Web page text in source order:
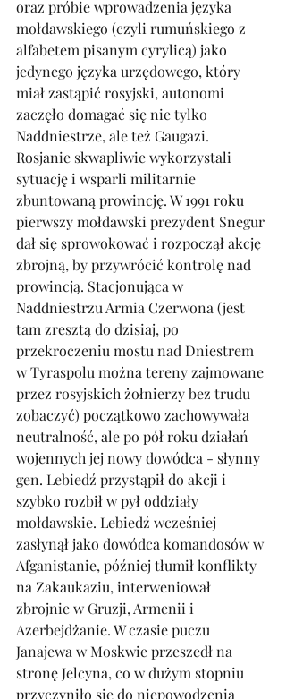
oraz próbie wprowadzenia języka
mołdawskiego (czyli rumuńskiego z
alfabetem pisanym cyrylicą) jako
jedynego języka urzędowego, który
miał zastąpić rosyjski, autonomi
zaczęło domagać się nie tylko
Naddniestrze, ale też Gaugazi.
Rosjanie skwapliwie wykorzystali
sytuację i wsparli militarnie
zbuntowaną prowincję. W 1991 roku
pierwszy mołdawski prezydent Snegur
dał się sprowokować i rozpoczął akcję
zbrojną, by przywrócić kontrolę nad
prowincją. Stacjonująca w
Naddniestrzu Armia Czerwona (jest
tam zresztą do dzisiaj, po
przekroczeniu mostu nad Dniestrem
w Tyraspolu można tereny zajmowane
przez rosyjskich żołnierzy bez trudu
zobaczyć) początkowo zachowywała
neutralność, ale po pół roku działań
wojennych jej nowy dowódca - słynny
gen. Lebiedź przystąpił do akcji i
szybko rozbił w pył oddziały
mołdawskie. Lebiedź wcześniej
zasłynął jako dowódca komandosów w
Afganistanie, później tłumił konflikty
na Zakaukaziu, interweniował
zbrojnie w Gruzji, Armenii i
Azerbejdżanie. W czasie puczu
Janajewa w Moskwie przeszedł na
stronę Jelcyna, co w dużym stopniu
przyczyniło się do niepowodzenia